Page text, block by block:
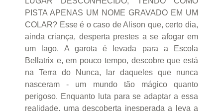
PISTA APENAS UM NOME GRAVADO EM UM
COLAR? Esse é o caso de Alison que, certo dia,
ainda criança, desperta prestes a se afogar em
um lago. A garota é levada para a Escola
Bellatrix e, em pouco tempo, descobre que está
na Terra do Nunca, lar daqueles que nunca
nasceram - um mundo tão mágico quanto
perigoso. Enquanto luta para se adaptar a essa
realidade, uma descoberta inesperada a leva a